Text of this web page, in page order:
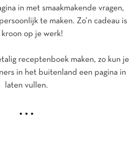
in met smaakmakende vragen,
te maken. Zo’n cadeau is
kroon op je werk!
receptenboek maken, zo kun je
in het buitenland een pagina in
laten vullen.